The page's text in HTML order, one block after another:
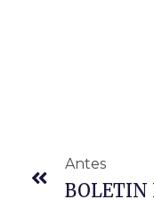
Antes